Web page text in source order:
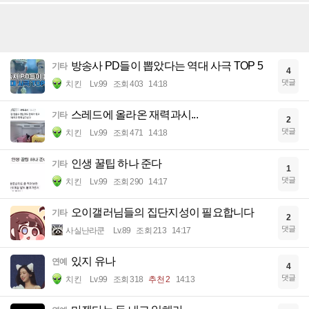
기타 방송사 PD들이 뽑았다는 역대 사극 TOP 5
치킨 Lv.99 조회 403 14:18
4
댓글
기타 스레드에 올라온 재력과시...
치킨 Lv.99 조회 471 14:18
2
댓글
기타 인생 꿀팁 하나 준다
치킨 Lv.99 조회 290 14:17
1
댓글
기타 오이갤러님들의 집단지성이 필요합니다
사실난라쿤 Lv.89 조회 213 14:17
2
댓글
연예 있지 유나
치킨 Lv.99 조회 318 추천 2 14:13
4
댓글